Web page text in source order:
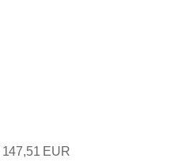
147,51 EUR